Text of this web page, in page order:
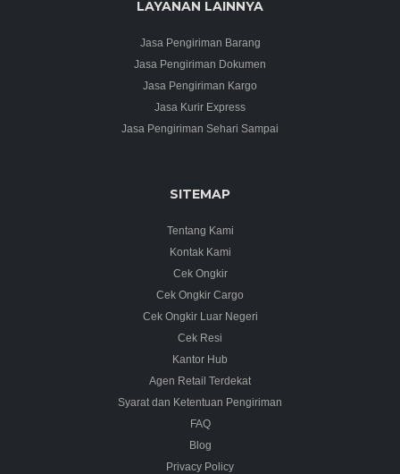
LAYANAN LAINNYA
Jasa Pengiriman Barang
Jasa Pengiriman Dokumen
Jasa Pengiriman Kargo
Jasa Kurir Express
Jasa Pengiriman Sehari Sampai
SITEMAP
Tentang Kami
Kontak Kami
Cek Ongkir
Cek Ongkir Cargo
Cek Ongkir Luar Negeri
Cek Resi
Kantor Hub
Agen Retail Terdekat
Syarat dan Ketentuan Pengiriman
FAQ
Blog
Privacy Policy